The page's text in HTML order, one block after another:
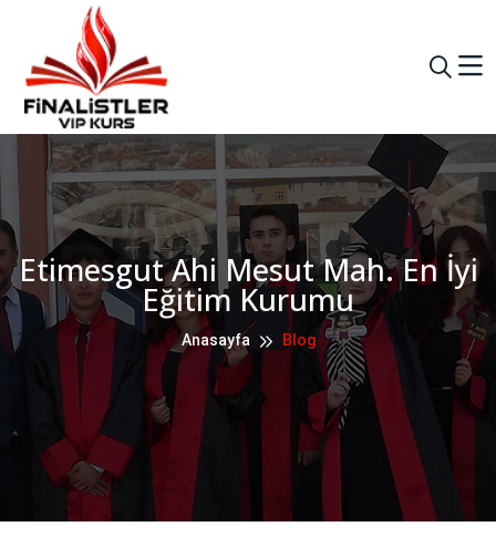
Etimesgut Ahi Mesut Mah. En İyi
Eğitim Kurumu
Anasayfa Blog